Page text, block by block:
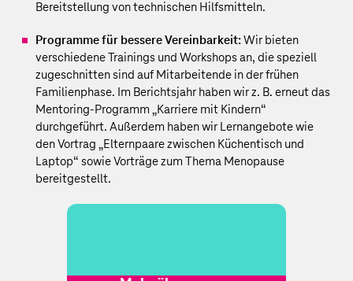
Bereitstellung von technischen Hilfsmitteln.
Programme für bessere Vereinbarkeit:Wir bieten
verschiedene Trainings und Workshops an, die speziell
zugeschnitten sind auf Mitarbeitende in der frühen
Familienphase. Im Berichtsjahr haben wir z. B. erneut das
Mentoring-Programm „Karriere mit Kindern“
durchgeführt. Außerdem haben wir Lernangebote wie
den Vortrag „Elternpaare zwischen Küchentisch und
Laptop“ sowie Vorträge zum Thema Menopause
bereitgestellt.